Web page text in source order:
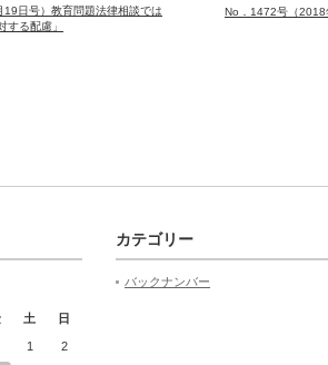
日号）教育問題法律相談では
する配慮」
No．1472号（2018
土 日
1 2
カテゴリー
バックナンバー